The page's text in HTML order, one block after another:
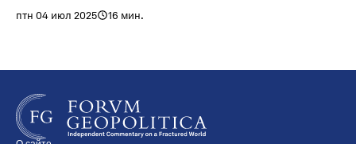
птн 04 июл 2025 16 мин.